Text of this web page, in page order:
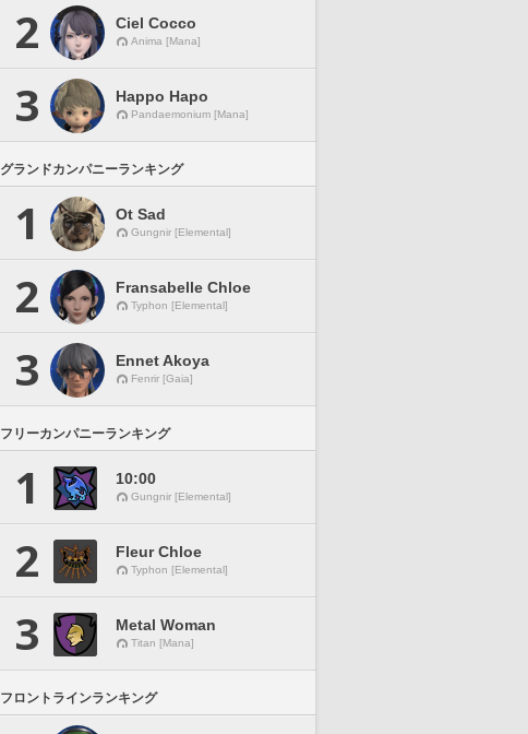
2 Ciel Cocco
Anima [Mana]
3 Happo Hapo
Pandaemonium [Mana]
グランドカンパニーランキング
1 Ot Sad
Gungnir [Elemental]
2 Fransabelle Chloe
Typhon [Elemental]
3 Ennet Akoya
Fenrir [Gaia]
フリーカンパニーランキング
1 10:00
Gungnir [Elemental]
2 Fleur Chloe
Typhon [Elemental]
3 Metal Woman
Titan [Mana]
フロントラインランキング